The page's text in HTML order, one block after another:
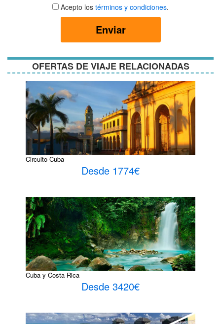
Aceptar
términos
Acepto los términos y condiciones.
Enviar
OFERTAS DE VIAJE RELACIONADAS
Circuito Cuba
Desde 1774€
Cuba y Costa Rica
Desde 3420€